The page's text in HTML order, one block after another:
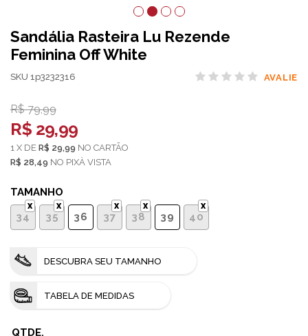
Sandália Rasteira Lu Rezende
Feminina Off White
SKU 1p3232316 AVALIE
R$ 79,99
R$ 29,99
1 X DE R$ 29,99 NO CARTÃO
R$ 28,49 NO PIX
TAMANHO
34
35 36 37 38 39 40
DESCUBRA SEU TAMANHO
TABELA DE MEDIDAS